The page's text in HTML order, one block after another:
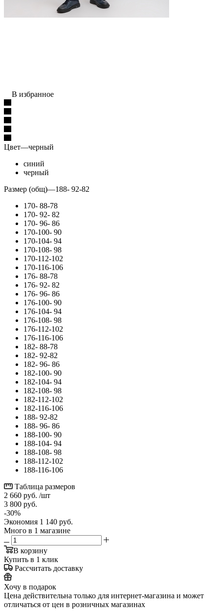
В избранное
Цвет—черный
синий
черный
Размер (общ)—188- 92-82
170- 88-78
170- 92- 82
170- 96- 86
170-100- 90
170-104- 94
170-108- 98
170-112-102
170-116-106
176- 88-78
176- 92- 82
176- 96- 86
176-100- 90
176-104- 94
176-108- 98
176-112-102
176-116-106
182- 88-78
182- 92-82
182- 96- 86
182-100- 90
182-104- 94
182-108- 98
182-112-102
182-116-106
188- 92-82
188- 96- 86
188-100- 90
188-104- 94
188-108- 98
188-112-102
188-116-106
Таблица размеров
2 660 руб. /шт
3 800 руб.
-30%
Экономия 1 140 руб.
Много в 1 магазине
В корзину
Купить в 1 клик
Рассчитать доставку
Хочу в подарок
Цена действительна только для интернет-магазина и может
отличаться от цен в розничных магазинах